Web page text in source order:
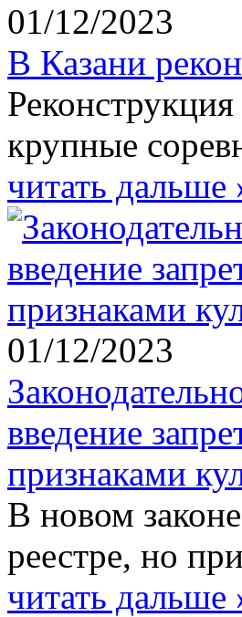
01/12/2023
В Казани
крупные
читать дальше
01/12/2023
введение
признаками
В новом
реестре, но
читать дальше